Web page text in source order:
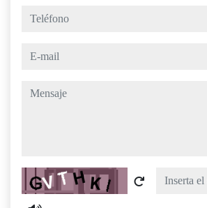
teléfono
e-mail
mensaje
Captcha